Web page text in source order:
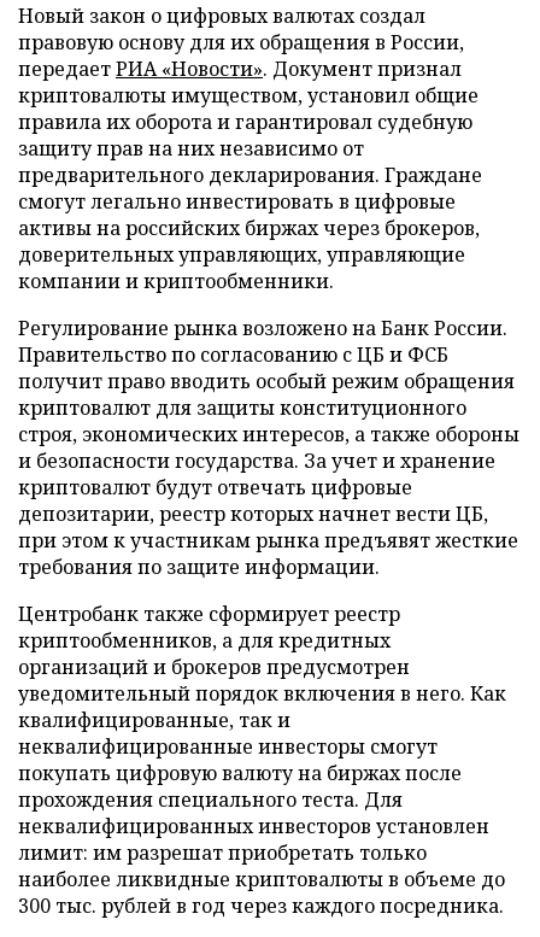
Новый закон о цифровых валютах создал
правовую основу для их обращения в России,
передаетРИА «Новости». Документ признал
криптовалюты имуществом, установил общие
правила их оборота и гарантировал судебную
защиту прав на них независимо от
предварительного декларирования. Граждане
смогут легально инвестировать в цифровые
активы на российских биржах через брокеров,
доверительных управляющих, управляющие
компании и криптообменники.
Регулирование рынка возложено на Банк России.
Правительство по согласованию с ЦБ и ФСБ
получит право вводить особый режим обращения
криптовалют для защиты конституционного
строя, экономических интересов, а также обороны
и безопасности государства. За учет и хранение
криптовалют будут отвечать цифровые
депозитарии, реестр которых начнет вести ЦБ,
при этом к участникам рынка предъявят жесткие
требования по защите информации.
Центробанк также сформирует реестр
криптообменников, а для кредитных
организаций и брокеров предусмотрен
уведомительный порядок включения в него. Как
квалифицированные, так и
неквалифицированные инвесторы смогут
покупать цифровую валюту на биржах после
прохождения специального теста. Для
неквалифицированных инвесторов установлен
лимит: им разрешат приобретать только
наиболее ликвидные криптовалюты в объеме до
300 тыс. рублей в год через каждого посредника.